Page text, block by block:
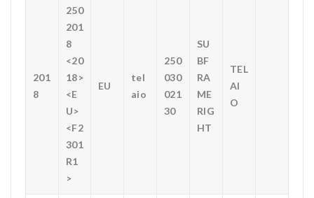
201
8
250
201
8
<20
18>
<E
U>
<F2
301
R1
>
EU
tel
aio
250
030
021
30
SU
BF
RA
ME
RIG
HT
TEL
AI
O